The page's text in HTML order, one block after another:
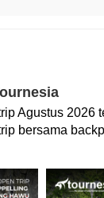
Agustus 2026
bersama